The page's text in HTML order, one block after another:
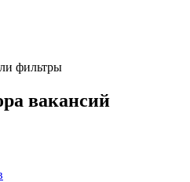
фильтры
вакансий